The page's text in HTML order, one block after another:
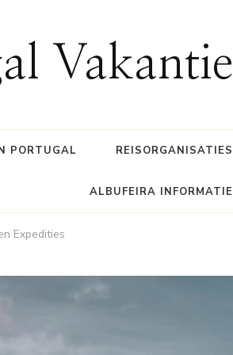
Vakantie
PORTUGAL REISORGANISATIES
ALBUFEIRA INFORMATIE
Expedities